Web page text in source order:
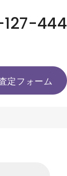
444
定フォーム